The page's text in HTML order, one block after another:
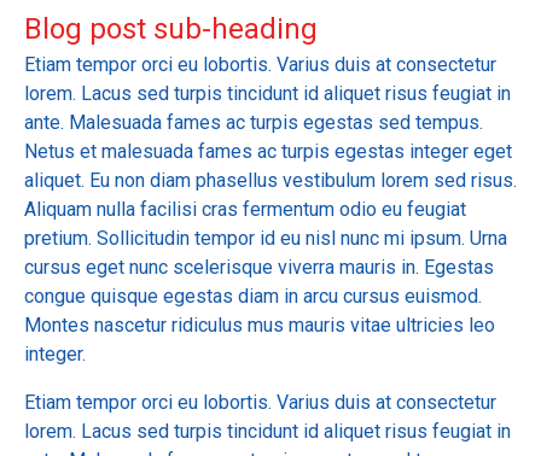
Blog post sub-heading
Etiam tempor orci eu lobortis. Varius duis at consectetur
lorem. Lacus sed turpis tincidunt id aliquet risus feugiat in
ante. Malesuada fames ac turpis egestas sed tempus.
Netus et malesuada fames ac turpis egestas integer eget
aliquet. Eu non diam phasellus vestibulum lorem sed risus.
Aliquam nulla facilisi cras fermentum odio eu feugiat
pretium. Sollicitudin tempor id eu nisl nunc mi ipsum. Urna
cursus eget nunc scelerisque viverra mauris in. Egestas
congue quisque egestas diam in arcu cursus euismod.
Montes nascetur ridiculus mus mauris vitae ultricies leo
integer.
Etiam tempor orci eu lobortis. Varius duis at consectetur
lorem. Lacus sed turpis tincidunt id aliquet risus feugiat in